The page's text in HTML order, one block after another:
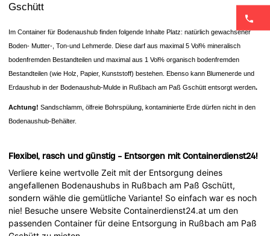
Gschütt
Im Container für Bodenaushub finden folgende Inhalte Platz: natürlich gewachsener
Boden- Mutter-, Ton-und Lehmerde. Diese darf aus maximal 5 Vol% mineralisch
bodenfremden Bestandteilen und maximal aus 1 Vol% organisch bodenfremden
Bestandteilen (wie Holz, Papier, Kunststoff) bestehen. Ebenso kann Blumenerde und
Erdaushub in der Bodenaushub-Mulde in Rußbach am Paß Gschütt entsorgtwerden.
Achtung! Sandschlamm, ölfreie Bohrspülung, kontaminierte Erde dürfen nicht in den
Bodenaushub-Behälter.
Flexibel, rasch und günstig - Entsorgen mit Containerdienst24!
Verliere keine wertvolle Zeit mit der Entsorgung deines
angefallenen Bodenaushubs in Rußbach am Paß Gschütt,
sondern wähle die gemütliche Variante! So einfach war es noch
nie! Besuche unsere Website Containerdienst24.at um den
passenden Container für deine Entsorgung in Rußbach am Paß